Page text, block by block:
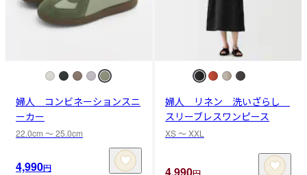
婦人 コンビネーションスニ
ーカー
22.0cm 〜 25.0cm
4,990円
婦人 リネン 洗いざらし
スリーブレスワンピース
XS 〜 XXL
4,990円